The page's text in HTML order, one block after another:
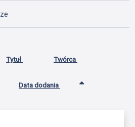
Tytuł Twórca
Data dodania